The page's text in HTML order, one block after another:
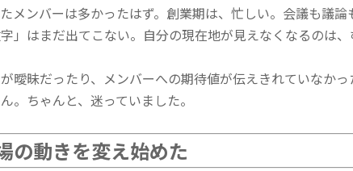
メンバーは多かったはず。創業期は、忙しい。会議も議
」はまだ出てこない。自分の現在地が見えなくなるのは、
曖昧だったり、メンバーへの期待値が伝えきれていなか
。ちゃんと、迷っていました。
の動きを変え始めた